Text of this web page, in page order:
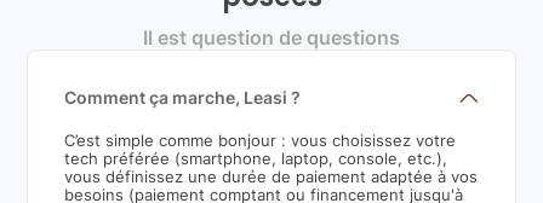
Il est question de questions
Comment ça marche, Leasi ?
C’est simple comme bonjour : vous choisissez votre
tech préférée (smartphone, laptop, console, etc.),
vous définissez une durée de paiement adaptée à vos
besoins (paiement comptant ou financement jusqu'à